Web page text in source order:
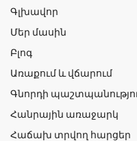
Գլխավոր
Մեր մասին
Բլոգ
Առաքում և վճարում
Գնորդի
Հանրային առաջարկ
Հաճախ տրվող հարցեր